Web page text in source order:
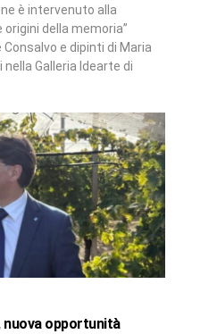
è intervenuto alla
della memoria”
e dipinti di Maria
Galleria Idearte di
opportunità